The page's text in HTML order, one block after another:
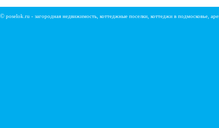
© poselok.ru - загородная недвижимость, коттеджные поселки, коттеджи в подмосковье,